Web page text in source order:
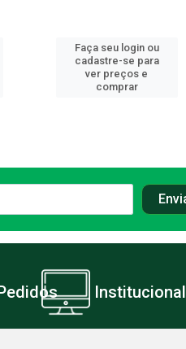
Faça seu login ou
cadastre-se para
ver preços e
comprar
Institucional